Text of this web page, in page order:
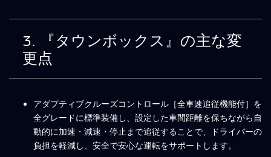
3. 『タウンボックス』の主な変
更点
アダプティブクルーズコントロール［全車速追従機能付］を
全グレードに標準装備し、設定した車間距離を保ちながら自
動的に加速・減速・停止まで追従することで、ドライバーの
負担を軽減し、安全で安心な運転をサポートします。